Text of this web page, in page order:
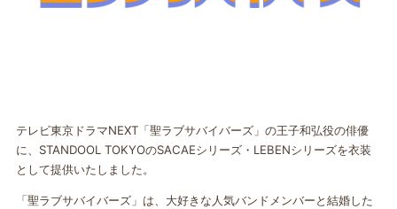
テレビ東京ドラマNEXT「聖ラブサバイバーズ」の王子和弘役の俳優
に、STANDOOL TOKYOのSACAEシリーズ・LEBENシリーズを衣装
として提供いたしました。
「聖ラブサバイバーズ」は、大好きな人気バンドメンバーと結婚した